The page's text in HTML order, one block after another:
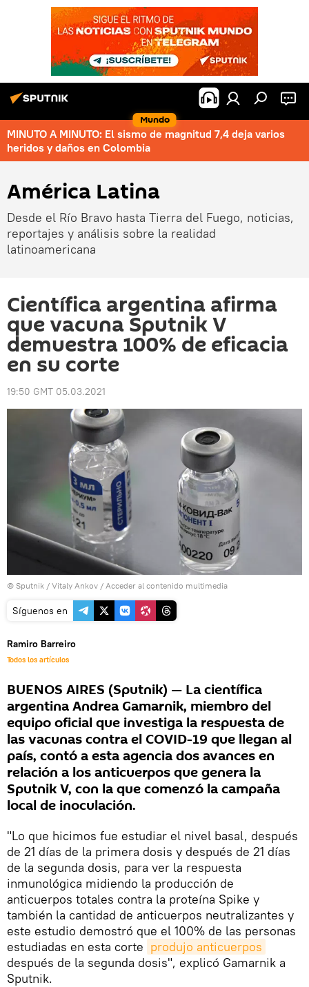
Mundo
MINUTO A MINUTO: El sismo de magnitud 7,4 deja varios
heridos y daños en Colombia
América Latina
Desde el Río Bravo hasta Tierra del Fuego, noticias,
reportajes y análisis sobre la realidad
latinoamericana
Científica argentina afirma
que vacuna Sputnik V
demuestra 100% de eficacia
en su corte
19:50 GMT 05.03.2021
© Sputnik / Vitaly Ankov / Acceder al contenido multimedia
Síguenos en
Ramiro Barreiro
Todos los artículos
BUENOS AIRES (Sputnik) — La científica
argentina Andrea Gamarnik, miembro del
equipo oficial que investiga la respuesta de
las vacunas contra el COVID-19 que llegan al
país, contó a esta agencia dos avances en
relación a los anticuerpos que genera la
Sputnik V, con la que comenzó la campaña
local de inoculación.
"Lo que hicimos fue estudiar el nivel basal, después
de 21 días de la primera dosis y después de 21 días
de la segunda dosis, para ver la respuesta
inmunológica midiendo la producción de
anticuerpos totales contra la proteína Spike y
también la cantidad de anticuerpos neutralizantes y
este estudio demostró que el 100% de las personas
estudiadas en esta corte produjo anticuerpos
después de la segunda dosis", explicó Gamarnik a
Sputnik.